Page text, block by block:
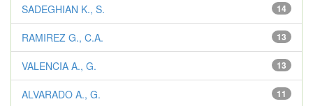
14
SADEGHIAN K., S.
13
RAMIREZ G., C.A.
13
VALENCIA A., G.
11
ALVARADO A., G.